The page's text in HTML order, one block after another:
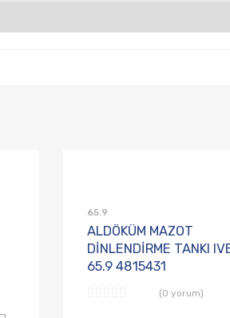
65.9
ALDÖKÜM MAZOT
DİNLENDİRME TANKI
65.9 4815431
(0 yorum)